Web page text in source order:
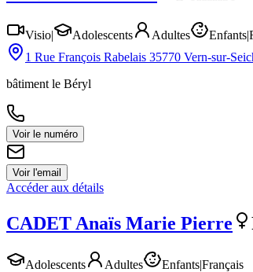
Visio| Adolescents Adultes Enfants|
1 Rue François Rabelais 35770 Vern-sur-
bâtiment le Béryl
Voir le numéro
Voir l'email
Accéder aux détails
CADET Anaïs Marie Pierre
Adolescents Adultes Enfants|Français